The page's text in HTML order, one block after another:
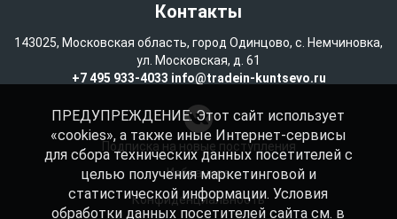
Контакты
143025, Московская область, город Одинцово, с. Немчиновка,
ул. Московская, д. 61
+7 495 933-4033 info@tradein-kuntsevo.ru
Подписка на новые поступления
Избранное
Конфиденциальность
ПРЕДУПРЕЖДЕНИЕ: Этот сайт использует
«cookies», а также иные Интернет-сервисы
для сбора технических данных посетителей с
целью получения маркетинговой и
статистической информации. Условия
обработки данных посетителей сайта см. в